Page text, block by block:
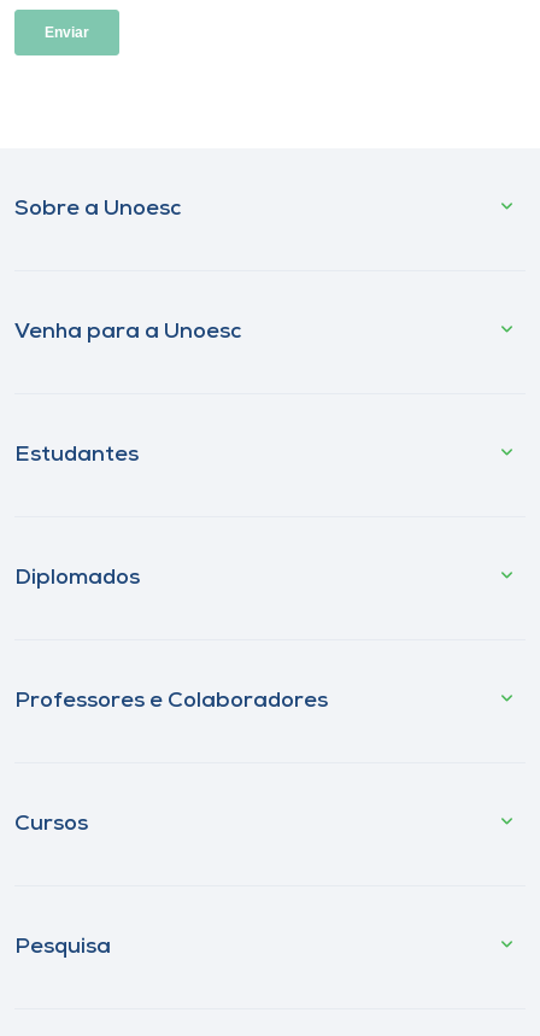
Sobre a Unoesc
Venha para a Unoesc
Estudantes
Diplomados
Professores e Colaboradores
Cursos
Pesquisa